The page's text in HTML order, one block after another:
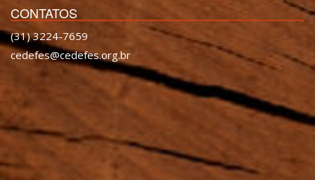
CONTATOS
(31) 3224-7659
cedefes@cedefes.org.br